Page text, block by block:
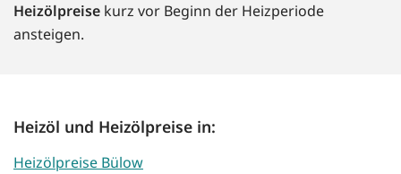
Heizölpreise kurz vor Beginn der Heizperiode
ansteigen.
Heizöl und Heizölpreise in:
Heizölpreise Bülow